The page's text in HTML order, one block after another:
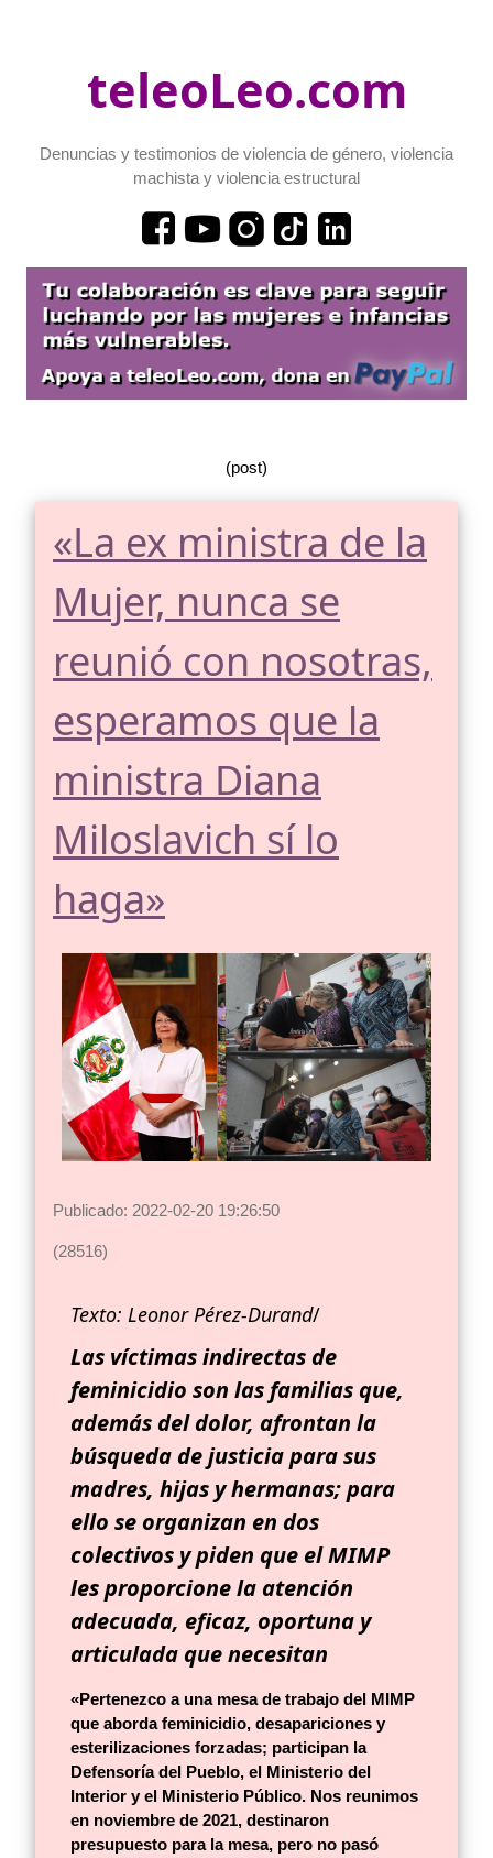
teleoLeo.com
Denuncias y testimonios de violencia de género, violencia
machista y violencia estructural
(post)
«La ex ministra de la
Mujer, nunca se
reunió con nosotras,
esperamos que la
ministra Diana
Miloslavich sí lo
haga»
Publicado: 2022-02-20 19:26:50
(28516)
Texto: Leonor Pérez-Durand/
Las víctimas indirectas de
feminicidio son las familias que,
además del dolor, afrontan la
búsqueda de justicia para sus
madres, hijas y hermanas; para
ello se organizan en dos
colectivos y piden que el MIMP
les proporcione la atención
adecuada, eficaz, oportuna y
articuladaque necesitan
«Pertenezco a una mesa de trabajo del MIMP
que aborda feminicidio, desapariciones y
esterilizaciones forzadas; participan la
Defensoría del Pueblo, el Ministerio del
Interior y el Ministerio Público. Nos reunimos
en noviembre de 2021, destinaron
presupuesto para la mesa, pero no pasó